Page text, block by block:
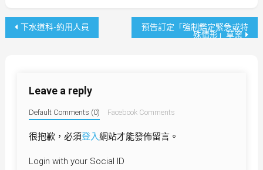
文下水道科-約用人員
預告訂定「強制鑑定緊急或特
殊情形」草案
Leave a reply
Default Comments (0) Facebook Comments
很抱歉，必須登入網站才能發佈留言。
Login with your Social ID